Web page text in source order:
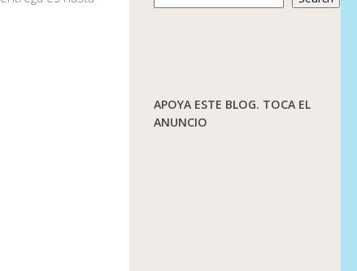
APOYA ESTE BLOG. TOCA EL
ANUNCIO